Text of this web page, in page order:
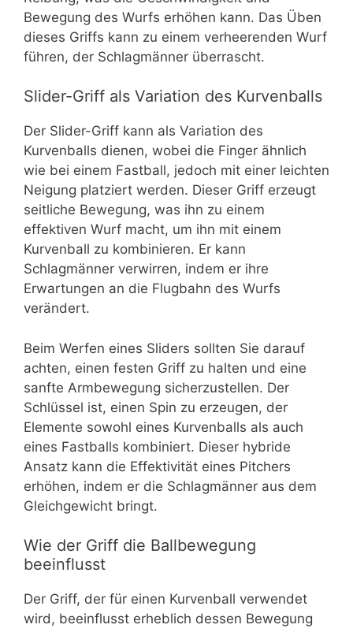
Bewegung des Wurfs erhöhen kann. Das Üben
dieses Griffs kann zu einem verheerenden Wurf
führen, der Schlagmänner überrascht.
Slider-Griff als Variation des Kurvenballs
Der Slider-Griff kann als Variation des
Kurvenballs dienen, wobei die Finger ähnlich
wie bei einem Fastball, jedoch mit einer leichten
Neigung platziert werden. Dieser Griff erzeugt
seitliche Bewegung, was ihn zu einem
effektiven Wurf macht, um ihn mit einem
Kurvenball zu kombinieren. Er kann
Schlagmänner verwirren, indem er ihre
Erwartungen an die Flugbahn des Wurfs
verändert.
Beim Werfen eines Sliders sollten Sie darauf
achten, einen festen Griff zu halten und eine
sanfte Armbewegung sicherzustellen. Der
Schlüssel ist, einen Spin zu erzeugen, der
Elemente sowohl eines Kurvenballs als auch
eines Fastballs kombiniert. Dieser hybride
Ansatz kann die Effektivität eines Pitchers
erhöhen, indem er die Schlagmänner aus dem
Gleichgewicht bringt.
Wie der Griff die Ballbewegung
beeinflusst
Der Griff, der für einen Kurvenball verwendet
wird, beeinflusst erheblich dessen Bewegung